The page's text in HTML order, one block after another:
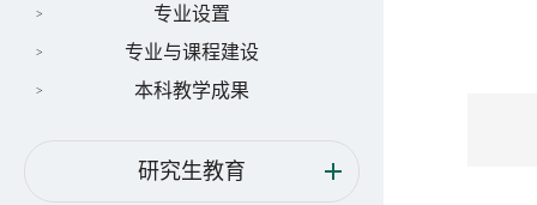
专业设置
专业与课程建设
本科教学成果
研究生教育